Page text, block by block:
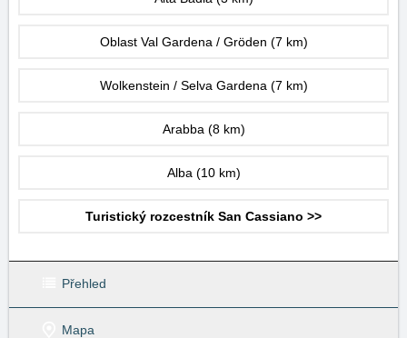
Oblast Val Gardena / Gröden (7 km)
Wolkenstein / Selva Gardena (7 km)
Arabba (8 km)
Alba (10 km)
Turistický rozcestník San Cassiano >>
Přehled
Mapa